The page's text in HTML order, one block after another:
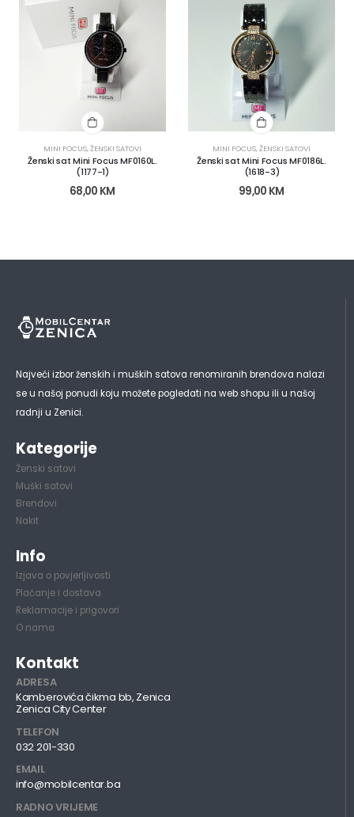
MINI FOCUS,ŽENSKI SATOVI
Ženski sat Mini Focus MF0160L.
(1177-1)
68,00 KM
MINI FOCUS,ŽENSKI SATOVI
Ženski sat Mini Focus MF0186L.
(1618-3)
99,00 KM
Najveći izbor ženskih i muških satova renomiranih brendova nalazi
se u našoj ponudi koju možete pogledati na web shopu ili u našoj
radnji u Zenici.
Kategorije
Ženski satovi
Muški satovi
Brendovi
Nakit
Info
Izjava o povjerljivosti
Plaćanje i dostava
Reklamacije i prigovori
O nama
Kontakt
ADRESA
Kamberovića čikma bb, Zenica
Zenica City Center
TELEFON
032 201-330
EMAIL
info@mobilcentar.ba
RADNO VRIJEME